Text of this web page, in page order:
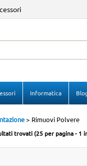
Informatica
Rimuovi Polvere
trovati (25 per pagina - 1